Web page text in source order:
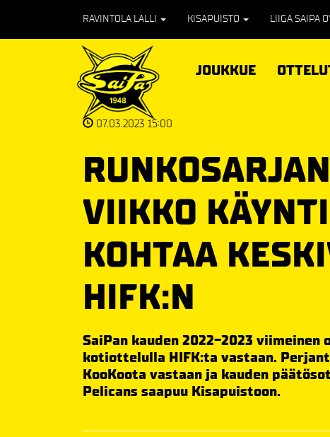
RAVINTOLA LALLI KISAPUISTO LIIGA SAIPA
JOUKKUE
07.03.2023 15:00
VIIKKO
KOHTAA
HIFK:N
SaiPan kauden 2022-2023
kotiottelulla HIFK:ta vastaan.
KooKoota vastaan ja kauden
Pelicans saapuu Kisapuistoon.